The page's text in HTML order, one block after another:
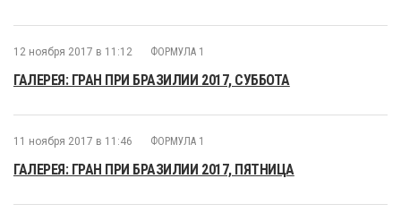
12 ноября 2017 в 11:12 ФОРМУЛА 1
ГАЛЕРЕЯ: ГРАН ПРИ БРАЗИЛИИ 2017, СУББОТА
11 ноября 2017 в 11:46 ФОРМУЛА 1
ГАЛЕРЕЯ: ГРАН ПРИ БРАЗИЛИИ 2017, ПЯТНИЦА